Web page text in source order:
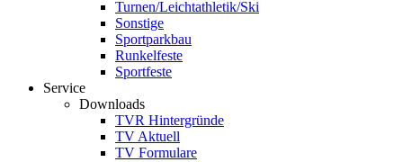
Turnen/Leichtathletik/Ski
Sonstige
Sportparkbau
Runkelfeste
Sportfeste
Service
Downloads
TVR Hintergründe
TV Aktuell
TV Formulare